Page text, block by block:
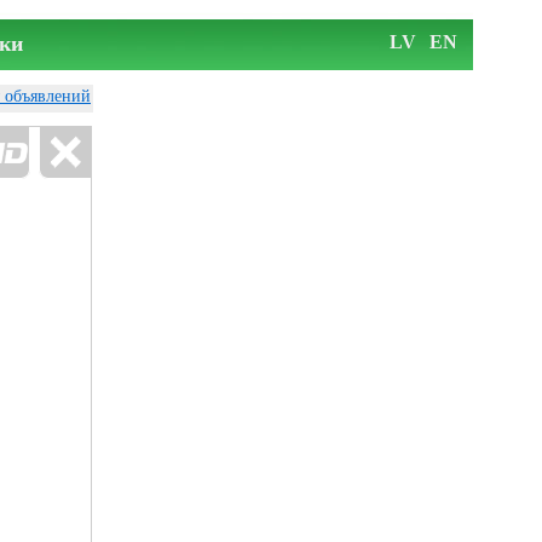
LV EN
объявлений